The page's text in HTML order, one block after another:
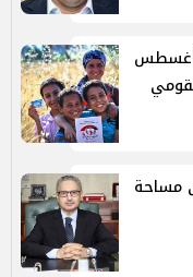
أغسطس
مساحة